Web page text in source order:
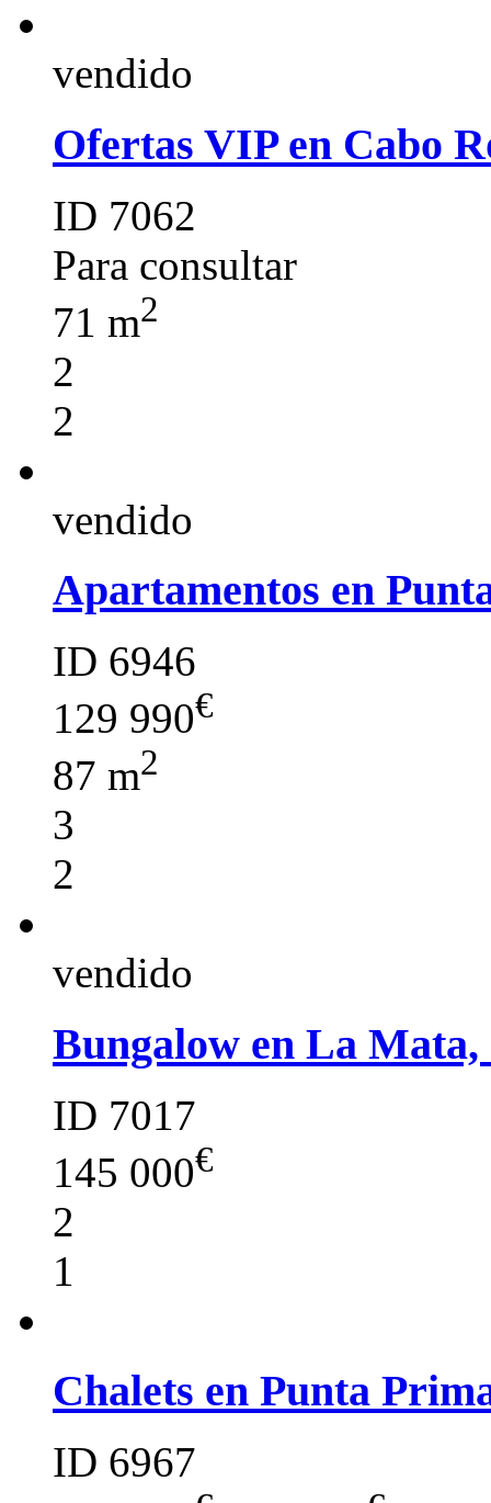
vendido
Ofertas VIP en Cabo
ID 7062
Para consultar
71 m2
2
2
vendido
Apartamentos en
ID 6946
129 990€
87 m2
3
2
vendido
Bungalow en La Mata,
ID 7017
145 000€
2
1
Chalets en Punta
ID 6967